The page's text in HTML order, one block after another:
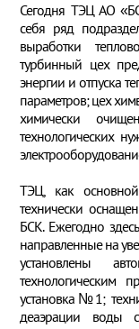
Сегодня ТЭЦ АО
себя ряд
выработки
турбинный цех
энергии и отпуска
параметров; цех
химически
технологических
ТЭЦ, как
технически
БСК. Ежегодно
направленные на
установлены
технологическим
установка№1;
деаэрации воды